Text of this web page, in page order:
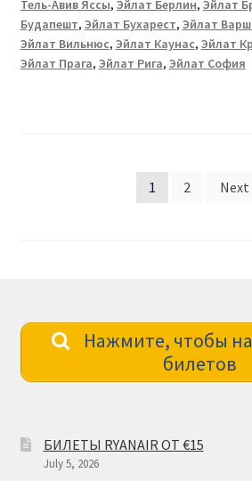
Тель-Авив Яссы, Эйлат Берлин, Эйлат
Будапешт, Эйлат Бухарест, Эйлат
Эйлат Вильнюс, Эйлат Каунас, Эйлат
Эйлат Прага, Эйлат Рига, Эйлат София
1 2 Next
Нажмите, чтобы
билетов
БИЛЕТЫ RYANAIR ОТ €15
July 5, 2026